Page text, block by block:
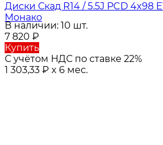
Диски Скад R14 / 5.5J PCD 4x98
Монако
В наличии: 10 шт.
7 820 ₽
Купить
С учётом НДС по ставке 22%
1 303,33 ₽ x 6 мес.